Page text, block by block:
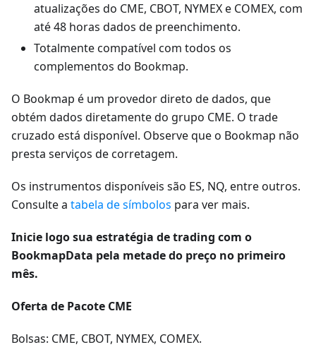
atualizações do CME, CBOT, NYMEX e COMEX, com
até 48 horas dados de preenchimento.
Totalmente compatível com todos os
complementos do Bookmap.
O Bookmap é um provedor direto de dados, que
obtém dados diretamente do grupo CME. O trade
cruzado está disponível. Observe que o Bookmap não
presta serviços de corretagem.
Os instrumentos disponíveis são ES, NQ, entre outros.
Consulte a tabela de símbolos para ver mais.
Inicie logo sua estratégia de trading com o
BookmapData pela metade do preço no primeiro
mês.
Oferta de Pacote CME
Bolsas: CME, CBOT, NYMEX, COMEX.